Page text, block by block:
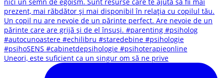
Uneori, este suficient ca un singur om să ne prive